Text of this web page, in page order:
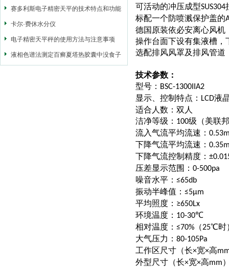
赛多利斯电子精密天平的技术特点和功能
卡尔·费休水分仪
电子精密天平秤的使用方法与注意事项
液相色谱法测定百癣夏塔热胶囊中没食子
可活动的冲压成型SUS304
标配一个防喷溅保护盖的
德国原装依必安离心风机
操作台面下设有集液槽，
选配排风风罩及排风管道
技术参数：
型号： BSC-1300IIA2
显示、控制特点： LCD液
适合人数：双人
洁净等级： 100级（美联邦
流入气流平均流速：
下降气流平均流速：
下降气流控制精度：
压差显示范围： 0-500pa
噪音水平： ≤65db
振动半峰值： ≤5μm
平均照度： ≥650Lx
环境温度： 10-30℃
相对温度： ≤70%（25℃时
大气压力： 80-105Pa
工作区尺寸（长×宽×高
外型尺寸（长×宽×高mm